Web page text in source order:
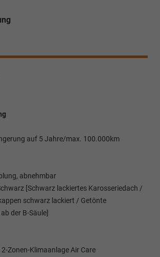
auf 5 Jahre/max. 100.000km
abnehmbar
[Schwarz lackiertes Karosseriedach /
schwarz lackiert / Getönte
der B-Säule]
Zonen-Klimaanlage Air Care